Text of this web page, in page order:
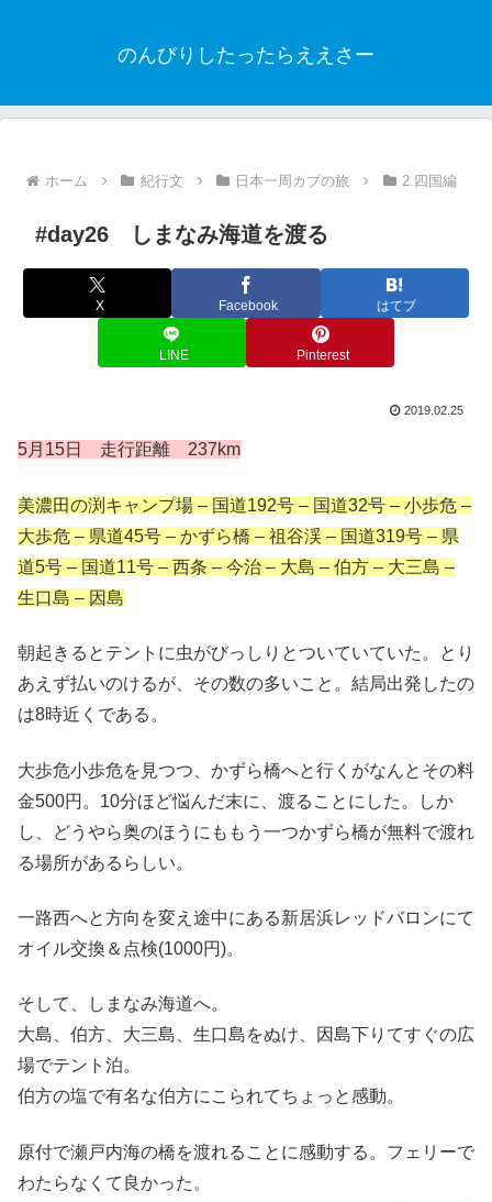
のんびりしたったらええさー
ホーム 紀行文 日本一周カブの旅 2.四国編
#day26 しまなみ海道を渡る
X Facebook はてブ
LINE Pinterest
2019.02.25
5月15日 走行距離 237km
美濃田の渕キャンプ場 – 国道192号 – 国道32号 – 小歩危 –
大歩危 – 県道45号 – かずら橋 – 祖谷渓 – 国道319号 – 県
道5号 – 国道11号 – 西条 – 今治 – 大島 – 伯方 – 大三島 –
生口島 – 因島
朝起きるとテントに虫がびっしりとついていていた。とり
あえず払いのけるが、その数の多いこと。結局出発したの
は8時近くである。
大歩危小歩危を見つつ、かずら橋へと行くがなんとその料
金500円。10分ほど悩んだ末に、渡ることにした。しか
し、どうやら奥のほうにももう一つかずら橋が無料で渡れ
る場所があるらしい。
一路西へと方向を変え途中にある新居浜レッドバロンにて
オイル交換＆点検(1000円)。
そして、しまなみ海道へ。
大島、伯方、大三島、生口島をぬけ、因島下りてすぐの広
場でテント泊。
伯方の塩で有名な伯方にこられてちょっと感動。
原付で瀬戸内海の橋を渡れることに感動する。フェリーで
わたらなくて良かった。